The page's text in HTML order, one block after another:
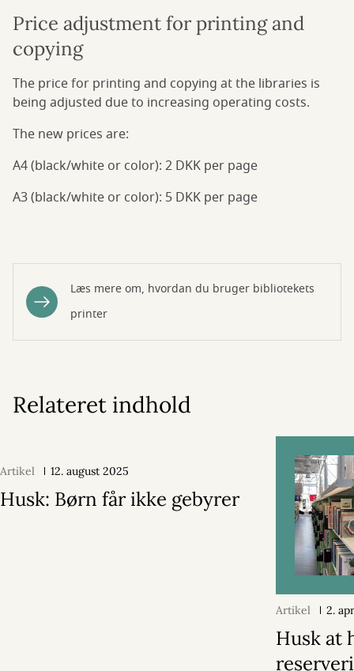
Price adjustment for printing and
copying
The price for printing and copying at the libraries is
being adjusted due to increasing operating costs.
The new prices are:
A4 (black/white or color): 2 DKK per page
A3 (black/white or color): 5 DKK per page
Læs mere om, hvordan du bruger bibliotekets
printer
Relateret indhold
Artikel 12. august 2025
Husk: Børn får ikke gebyrer
Artikel 2.
Husk at